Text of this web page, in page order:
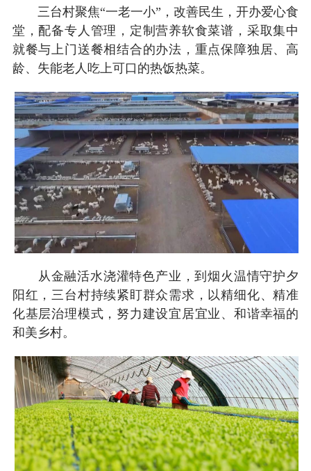
三台村聚焦“一老一小”，改善民生，开办爱心食
堂，配备专人管理，定制营养软食菜谱，采取集中
就餐与上门送餐相结合的办法，重点保障独居、高
龄、失能老人吃上可口的热饭热菜。
从金融活水浇灌特色产业，到烟火温情守护夕
阳红，三台村持续紧盯群众需求，以精细化、精准
化基层治理模式，努力建设宜居宜业、和谐幸福的
和美乡村。